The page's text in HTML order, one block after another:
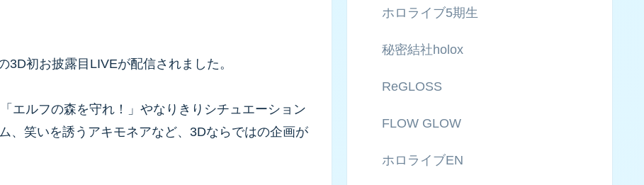
初お披露目LIVEが配信されました。
エルフの森を守れ！」やなりきりシチュエーション
、笑いを誘うアキモネアなど、3Dならではの企画が
ホロライブ5期生
秘密結社holox
ReGLOSS
FLOW GLOW
ホロライブEN